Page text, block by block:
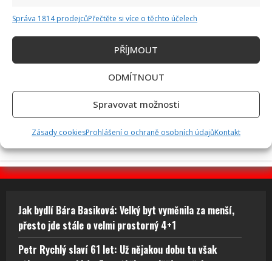
Správa 1814 prodejcůPřečtěte si více o těchto účelech
PŘÍJMOUT
ODMÍTNOUT
Spravovat možnosti
Zásady cookiesProhlášení o ochraně osobních údajůKontakt
Retro kvíz o socialistických dobrotách: Starší ročníky si
budou pamatovat 10/10
Jak bydlí Bára Basiková: Velký byt vyměnila za menší,
přesto jde stále o velmi prostorný 4+1
Petr Rychlý slaví 61 let: Už nějakou dobu tu však